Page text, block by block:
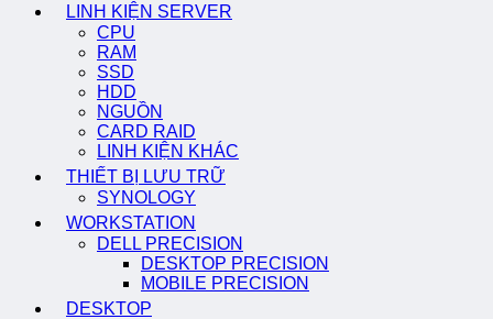
LINH KIỆN SERVER
CPU
RAM
SSD
HDD
NGUỒN
CARD RAID
LINH KIỆN KHÁC
THIẾT BỊ LƯU TRỮ
SYNOLOGY
WORKSTATION
DELL PRECISION
DESKTOP PRECISION
MOBILE PRECISION
DESKTOP